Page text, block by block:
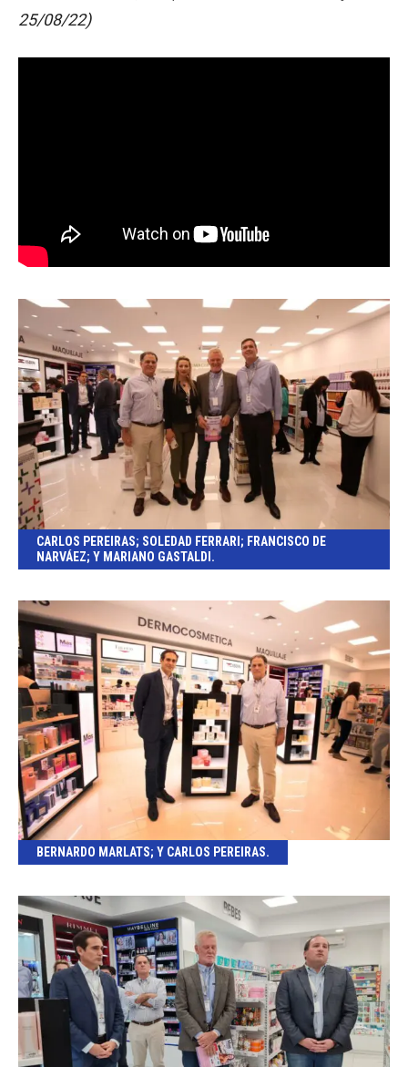
25/08/22)
CARLOS PEREIRAS; SOLEDAD FERRARI; FRANCISCO DE
NARVÁEZ; Y MARIANO GASTALDI.
BERNARDO MARLATS; Y CARLOS PEREIRAS.